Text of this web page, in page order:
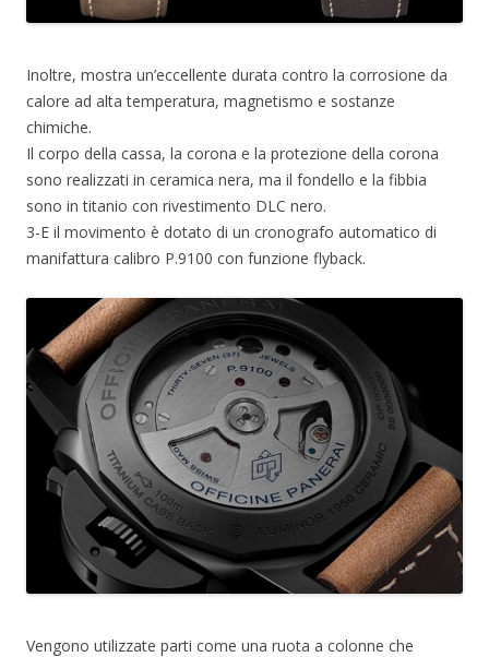
Inoltre, mostra un’eccellente durata contro la corrosione da
calore ad alta temperatura, magnetismo e sostanze
chimiche.
Il corpo della cassa, la corona e la protezione della corona
sono realizzati in ceramica nera, ma il fondello e la fibbia
sono in titanio con rivestimento DLC nero.
3-E il movimento è dotato di un cronografo automatico di
manifattura calibro P.9100 con funzione flyback.
Vengono utilizzate parti come una ruota a colonne che